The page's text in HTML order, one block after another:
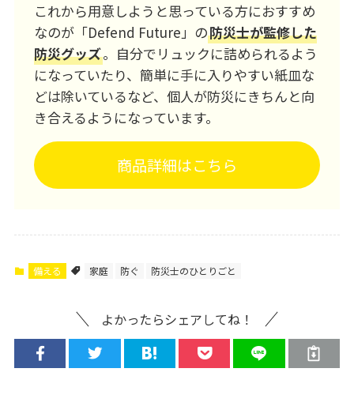
これから用意しようと思っている方におすすめ
なのが「Defend Future」の防災士が監修した
防災グッズ。自分でリュックに詰められるよう
になっていたり、簡単に手に入りやすい紙皿な
どは除いているなど、個人が防災にきちんと向
き合えるようになっています。
商品詳細はこちら
備える 家庭 防ぐ 防災士のひとりごと
よかったらシェアしてね！